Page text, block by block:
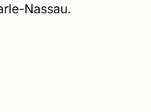
Nassau.